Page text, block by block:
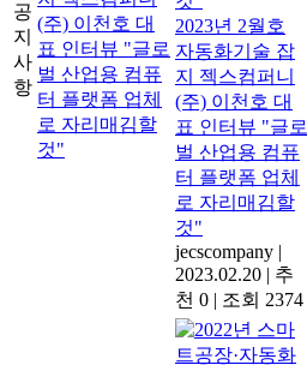
공
지
사
항
2023년 2월호
자동화기술 잡
지 젝스컴퍼니
(주) 이천호 대
표 인터뷰 "글로
벌 산업용 컴퓨
터 플랫폼 업체
로 자리매김할
것"
jecscompany |
2023.02.20 | 추
천 0 | 조회 2374